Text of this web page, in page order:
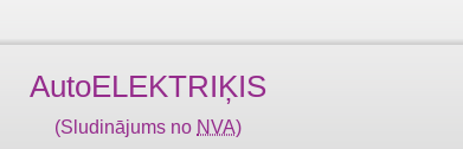
AutoELEKTRIĶIS
(Sludinājums no NVA)